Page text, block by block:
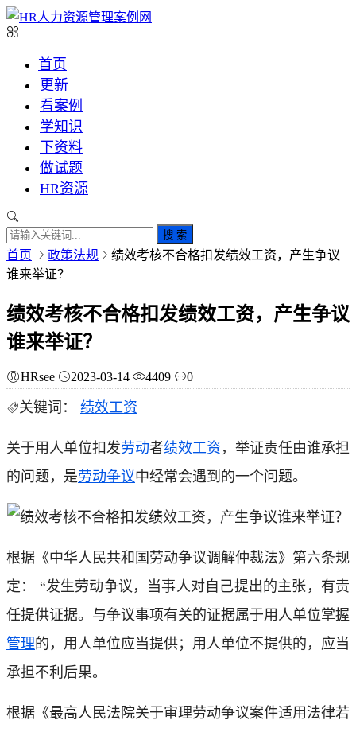
首页
更新
看案例
学知识
下资料
做试题
HR资源
搜 索
首页 政策法规
绩效考核不合格扣发绩效工资，产生争议
谁来举证？
绩效考核不合格扣发绩效工资，产生争议
谁来举证？
HRsee 2023-03-14 4409 0
关键词： 绩效工资
关于用人单位扣发劳动者绩效工资 ，举证责任由谁承担
的问题，是劳动争议中经常会遇到的一个问题。
根据《中华人民共和国劳动争议调解仲裁法》第六条规
定： “发生劳动争议，当事人对自己提出的主张，有责
任提供证据。与争议事项有关的证据属于用人单位掌握
管理的，用人单位应当提供；用人单位不提供的，应当
承担不利后果。
根据《最高人民法院关于审理劳动争议案件适用法律若